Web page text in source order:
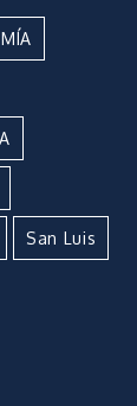
San Luis